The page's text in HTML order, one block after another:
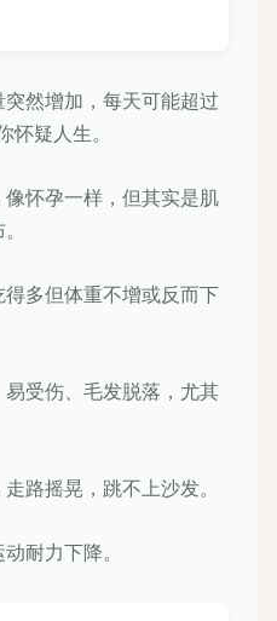
然增加，每天可能超过
疑人生。
怀孕一样，但其实是肌
多但体重不增或反而下
受伤、毛发脱落，尤其
路摇晃，跳不上沙发。
耐力下降。